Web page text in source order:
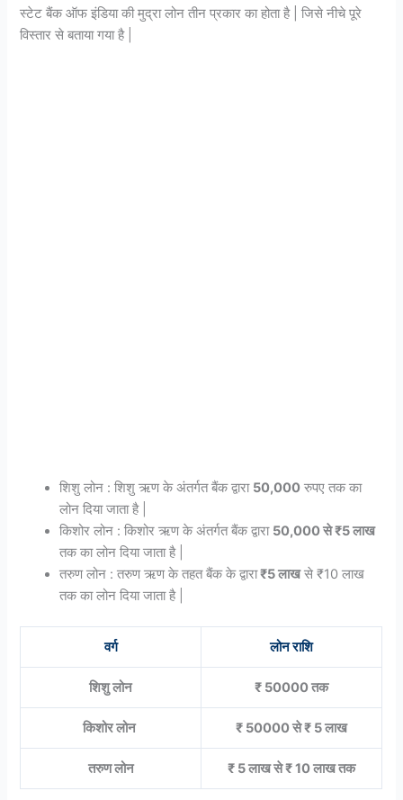
स्टेट बैंक ऑफ इंडिया की मुद्रा लोन तीन प्रकार का होता है | जिसे नीचे पूरे
विस्तार से बताया गया है |
शिशु लोन : शिशु ऋण के अंतर्गत बैंक द्वारा 50,000 रुपए तक का
लोन दिया जाता है |
किशोर लोन : किशोर ऋण के अंतर्गत बैंक द्वारा 50,000 से ₹5 लाख
तक का लोन दिया जाता है |
तरुण लोन : तरुण ऋण के तहत बैंक के द्वारा₹5 लाखसे ₹10 लाख
तक का लोन दिया जाता है |
वर्ग लोन राशि
शिशु लोन ₹ 50000 तक
किशोर लोन ₹ 50000 से ₹ 5 लाख
तरुण लोन ₹ 5 लाख से ₹ 10 लाख तक